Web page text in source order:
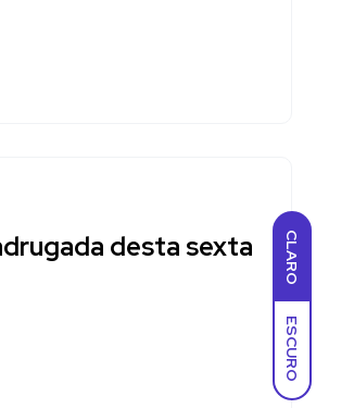
CLARO
ESCURO
desta sexta